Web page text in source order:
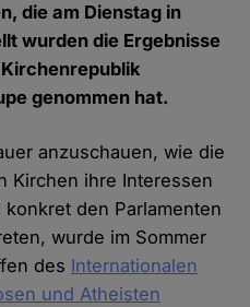
die am Dienstag in
wurden die Ergebnisse
genommen hat.
anzuschauen, wie die
Kirchen ihre Interessen
den Parlamenten
wurde im Sommer
des Internationalen
und Atheisten